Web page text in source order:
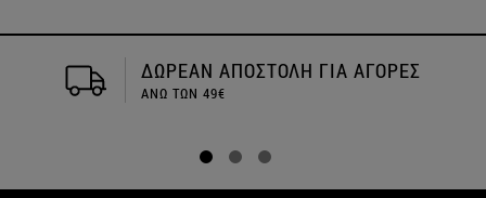
ΔΩΡΕΑΝ ΑΠΟΣΤΟΛΗ ΓΙΑ ΑΓΟΡΕΣ
ΑΝΩ ΤΩΝ 49€